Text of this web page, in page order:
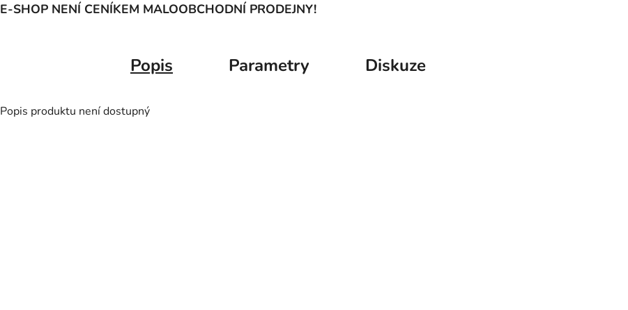
E-SHOP NENÍ CENÍKEM MALOOBCHODNÍ PRODEJNY!
Popis Parametry Diskuze
Popis produktu není dostupný